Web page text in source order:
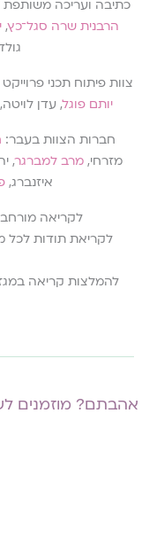
כתיבה ועריכה משותפת
הרבנית שרה סגל־כץ,
צוות פיתוח תכני
יותם פוגל, עדן לויטה,
חברות הצוות בעבר:
מזרחי, מרב למברגר,
איזנברג,
לקריאה
לקריאת תודות לכל
להמלצות קריאה
אהבתם? מוזמנים